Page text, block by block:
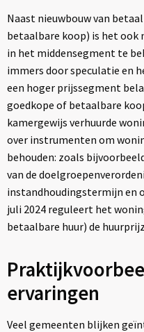
Naast nieuwbouw van
betaalbare koop) is het ook
in het middensegment te
immers door speculatie en
een hoger prijssegment
goedkope of betaalbare
kamergewijs verhuurde
over instrumenten om
behouden: zoals
van de
instandhoudingstermijn en
juli 2024 reguleert het
betaalbare huur) de
ervaringen
Veel gemeenten blijken